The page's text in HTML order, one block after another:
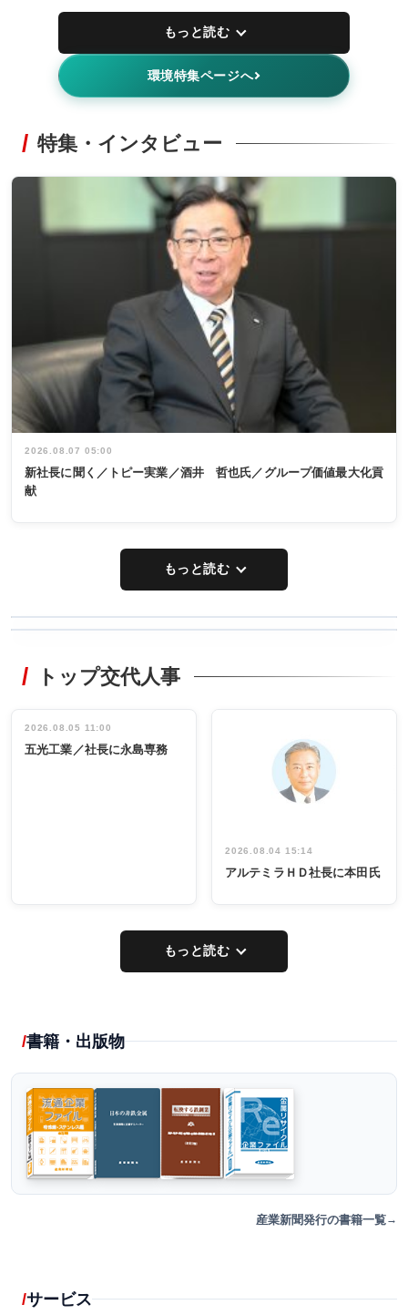
もっと読む
環境特集ページへ
特集・インタビュー
2026.08.07 05:00
新社長に聞く／トピー実業／酒井 哲也氏／グループ価値最大化貢
献
もっと読む
非鉄業界で
インタビュ
ー／社内ア
タックトレー
祝う 業界関
係者ら220人
出席
トップ交代人事
2026.08.05 11:00
五光工業／社長に永島専務
2026.08.04 15:14
アルテミラＨＤ社長に本田氏
もっと読む
書籍・出版物
産業新聞発行の書籍一覧
サービス